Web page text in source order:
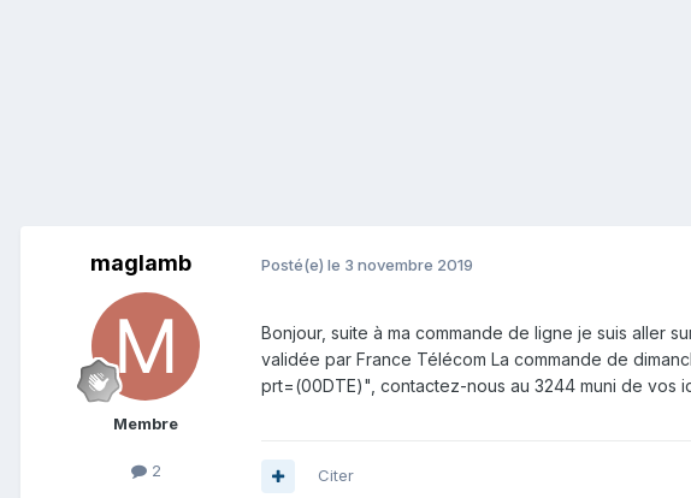
maglamb
Membre
2
Posté(e) le 3 novembre 2019
Bonjour, suite à ma commande de ligne je suis aller
validée par France Télécom La commande de
prt=(00DTE)", contactez-nous au 3244 muni de vos
Citer